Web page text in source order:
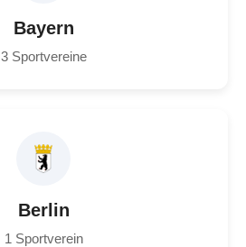
Bayern
3 Sportvereine
Berlin
1 Sportverein